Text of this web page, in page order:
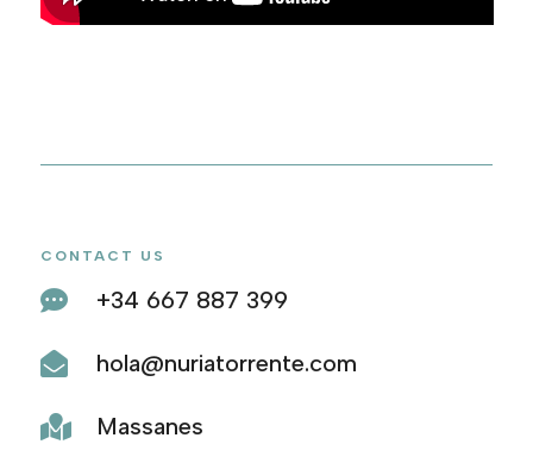
CONTACT US
 +34 667 887 399
 hola@nuriatorrente.com
 Massanes